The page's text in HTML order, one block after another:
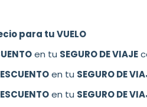
para tu VUELO
en tu SEGURO DE VIAJE
en tu SEGURO DE
en tu SEGURO DE